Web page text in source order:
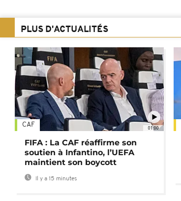
PLUS D'ACTUALITÉS
01:00
CAF
FIFA : La CAF réaffirme son
soutien à Infantino, l’UEFA
maintient son boycott
Il y a 15 minutes